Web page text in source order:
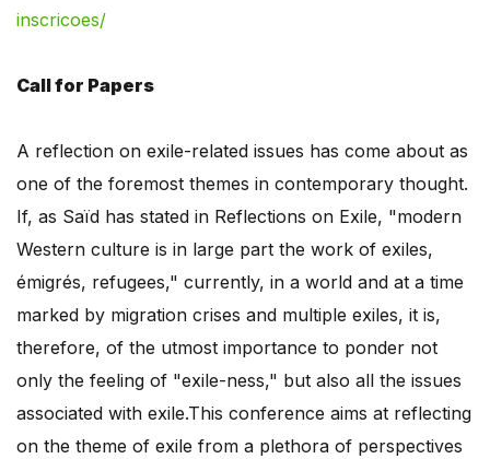
inscricoes/
Call for Papers
A reflection on exile-related issues has come about as
one of the foremost themes in contemporary thought.
If, as Saïd has stated in Reflections on Exile, "modern
Western culture is in large part the work of exiles,
émigrés, refugees," currently, in a world and at a time
marked by migration crises and multiple exiles, it is,
therefore, of the utmost importance to ponder not
only the feeling of "exile-ness," but also all the issues
associated with exile.This conference aims at reflecting
on the theme of exile from a plethora of perspectives